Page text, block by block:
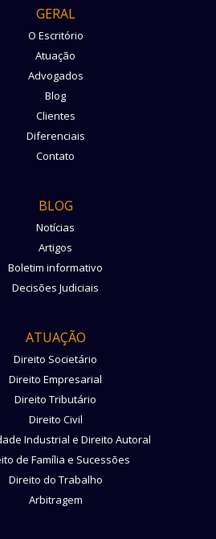
GERAL
O Escritório
Atuação
Advogados
Blog
Clientes
Diferenciais
Contato
BLOG
Notícias
Artigos
Boletim informativo
Decisões Judiciais
ATUAÇÃO
Direito Societário
Direito Empresarial
Direito Tributário
Direito Civil
Industrial e Direito Autoral
de Família e Sucessões
Direito do Trabalho
Arbitragem